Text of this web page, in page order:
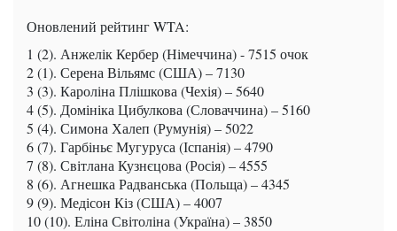
Оновлений рейтинг WTA:
1 (2). Анжелік Кербер (Німеччина) - 7515 очок
2 (1). Серена Вільямс (США) – 7130
3 (3). Кароліна Плішкова (Чехія) – 5640
4 (5). Домініка Цибулкова (Словаччина) – 5160
5 (4). Симона Халеп (Румунія) – 5022
6 (7). Гарбіньє Мугуруса (Іспанія) – 4790
7 (8). Світлана Кузнєцова (Росія) – 4555
8 (6). Агнешка Радванська (Польща) – 4345
9 (9). Медісон Кіз (США) – 4007
10 (10). Еліна Світоліна (Україна) – 3850